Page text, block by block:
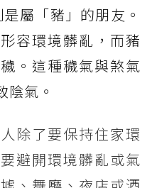
屬「豬」的朋友。
容環境髒亂，而豬
。這種穢氣與煞氣
陰氣。
除了要保持住家環
避開環境髒亂或氣